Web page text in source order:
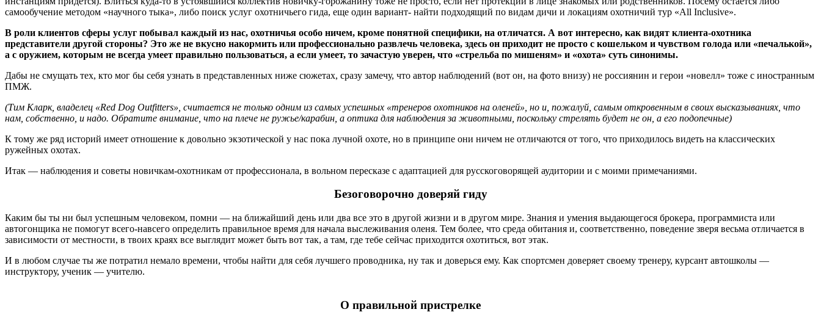
самообучение методом «научного тыка», либо поиск услуг охотничьего гида, еще один вариант- найти подходящий по видам дичи и локациям охотничий тур «All Inclusive».
В роли клиентов сферы услуг побывал каждый из нас, охотничья особо ничем, кроме понятной специфики, на отличатся. А вот интересно, как видят клиента-охотника
представители другой стороны? Это же не вкусно накормить или профессионально развлечь человека, здесь он приходит не просто с кошельком и чувством голода или «печалькой»,
а с оружием, которым не всегда умеет правильно пользоваться, а если умеет, то зачастую уверен, что «стрельба по мишеням» и «охота» суть синонимы.
Дабы не смущать тех, кто мог бы себя узнать в представленных ниже сюжетах, сразу замечу, что автор наблюдений (вот он, на фото внизу) не россиянин и герои «новелл» тоже с иностранным
ПМЖ.
(Тим Кларк, владелец «Red Dog Outfitters», считается не только одним из самых успешных «тренеров охотников на оленей», но и, пожалуй, самым откровенным в своих высказываниях, что
нам, собственно, и надо. Обратите внимание, что на плече не ружье/карабин, а оптика для наблюдения за животными, поскольку стрелять будет не он, а его подопечные)
К тому же ряд историй имеет отношение к довольно экзотической у нас пока лучной охоте, но в принципе они ничем не отличаются от того, что приходилось видеть на классических
ружейных охотах.
Итак — наблюдения и советы новичкам-охотникам от профессионала, в вольном пересказе с адаптацией для русскоговорящей аудитории и с моими примечаниями.
Безоговорочно доверяй гиду
Каким бы ты ни был успешным человеком, помни — на ближайший день или два все это в другой жизни и в другом мире. Знания и умения выдающегося брокера, программиста или
автогонщика не помогут всего-навсего определить правильное время для начала выслеживания оленя. Тем более, что среда обитания и, соответственно, поведение зверя весьма отличается в
зависимости от местности, в твоих краях все выглядит может быть вот так, а там, где тебе сейчас приходится охотиться, вот этак.
И в любом случае ты же потратил немало времени, чтобы найти для себя лучшего проводника, ну так и доверься ему. Как спортсмен доверяет своему тренеру, курсант автошколы —
инструктору, ученик — учителю.
О правильной пристрелке